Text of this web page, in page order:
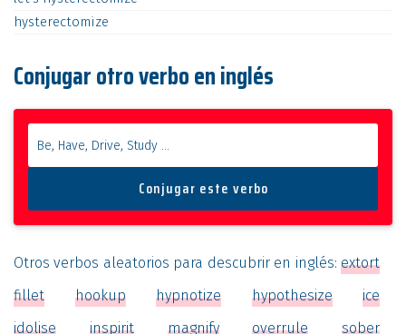
hysterectomize
Conjugar otro verbo en inglés
Otros verbos aleatorios para descubrir en inglés: extort
fillet
hookup hypnotize hypothesize
ice
idolise
inspirit magnify overrule sober